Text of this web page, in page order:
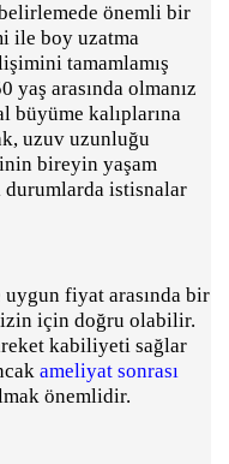
önemli bir
ile boy uzatma
tamamlamış
yaş arasında olmanız
büyüme kalıplarına
uzuv uzunluğu
bireyin yaşam
istisnalar
fiyat arasında bir
için doğru olabilir.
kabiliyeti sağlar
ameliyat sonrası
önemlidir.